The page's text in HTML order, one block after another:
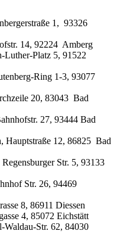
1, 93326
14, 92224 Amberg
Platz 5, 91522
Ring 1-3, 93077
20, 83043 Bad
27, 93444 Bad
12, 86825 Bad
Str. 5, 93133
Str. 26, 94469
8, 86911 Diessen
4, 85072 Eichstätt
Str. 62, 84030